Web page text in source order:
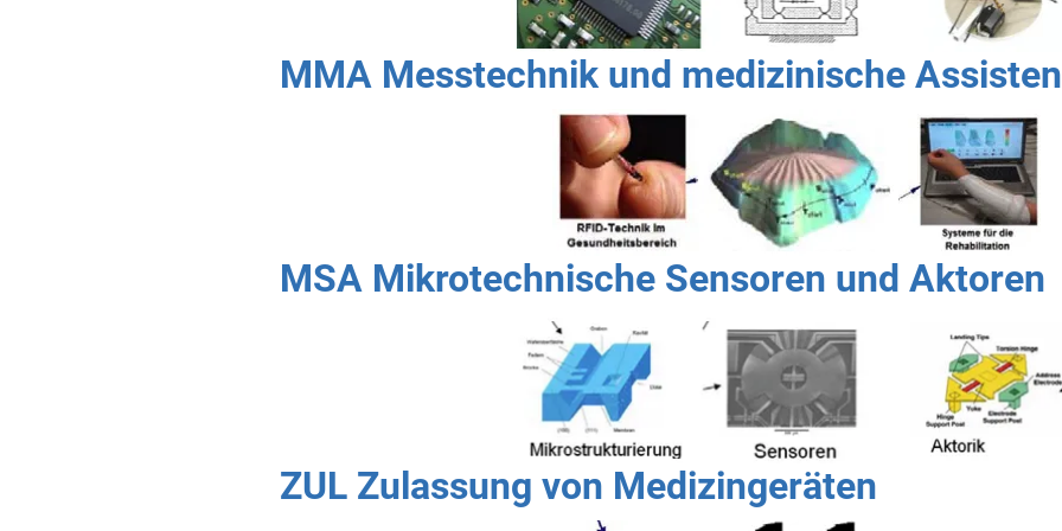
MMA Messtechnik und medizinische
MSA Mikrotechnische Sensoren und Aktoren
ZUL Zulassung von Medizingeräten